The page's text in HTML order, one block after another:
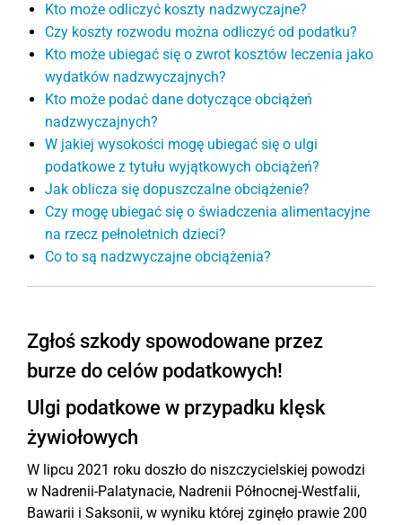
Kto może odliczyć koszty nadzwyczajne?
Czy koszty rozwodu można odliczyć od podatku?
Kto może ubiegać się o zwrot kosztów leczenia jako
wydatków nadzwyczajnych?
Kto może podać dane dotyczące obciążeń
nadzwyczajnych?
W jakiej wysokości mogę ubiegać się o ulgi
podatkowe z tytułu wyjątkowych obciążeń?
Jak oblicza się dopuszczalne obciążenie?
Czy mogę ubiegać się o świadczenia alimentacyjne
na rzecz pełnoletnich dzieci?
Co to są nadzwyczajne obciążenia?
Zgłoś szkody spowodowane przez
burze do celów podatkowych!
Ulgi podatkowe w przypadku klęsk
żywiołowych
W lipcu 2021 roku doszło do niszczycielskiej powodzi
w Nadrenii-Palatynacie, Nadrenii Północnej-Westfalii,
Bawarii i Saksonii, w wyniku której zginęło prawie 200